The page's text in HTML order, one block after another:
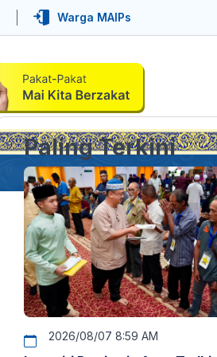
Warga MAIPs
Paling Terkini
2026/08/07 8:59 AM